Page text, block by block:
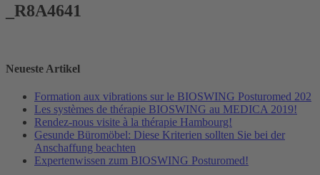
_R8A4641
Neueste Artikel
Formation aux vibrations sur le BIOSWING Posturomed 202
Les systèmes de thérapie BIOSWING au MEDICA 2019!
Rendez-nous visite à la thérapie Hambourg!
Gesunde Büromöbel: Diese Kriterien sollten Sie bei der
Anschaffung beachten
Expertenwissen zum BIOSWING Posturomed!